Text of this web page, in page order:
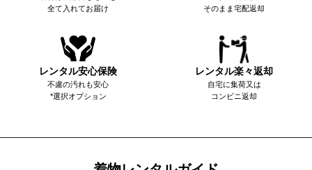
全て入れてお届け
そのまま宅配返却
レンタル安心保険
不慮の汚れも安心
*選択オプション
レンタル楽々返却
自宅に集荷又は
コンビニ返却